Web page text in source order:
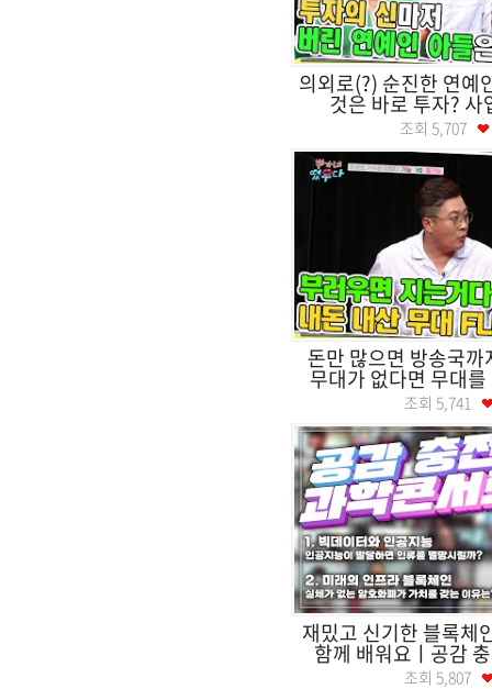
의외로(?) 순진한 연예
것은 바로 투자?
조회 5,707
돈만 많으면 방송국
무대가 없다면 무대
조회 5,741
재밌고 신기한 블록체
함께 배워요ㅣ공감
조회 5,807